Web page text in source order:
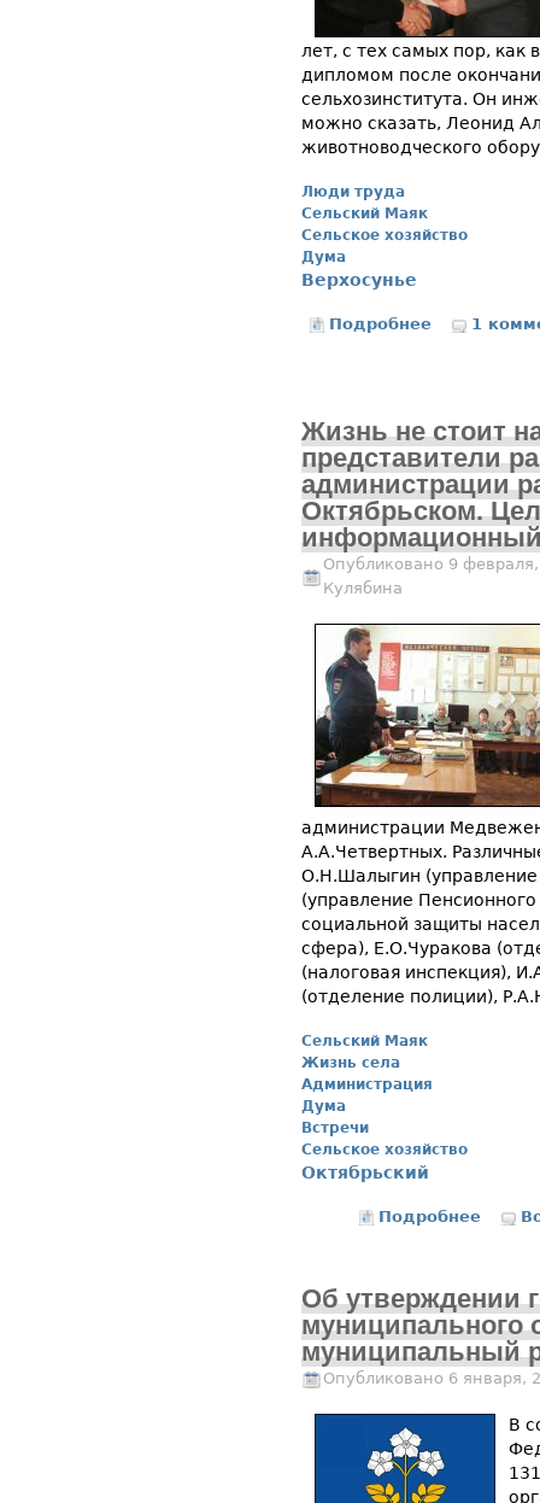
лет, с тех самых пор, как
дипломом после
сельхозинститута. Он
можно сказать, Леонид
животноводческого
Люди труда
Сельский Маяк
Сельское хозяйство
Дума
Верхосунье
Подробнее о Леонид
1
Жизнь не стоит
представители
администрации
Октябрьском.
Опубликовано 9
Кулябина
администрации
А.А.Четвертных.
О.Н.Шалыгин (управление
(управление
социальной защиты
сфера), Е.О.Чуракова
(налоговая инспекция),
(отделение полиции),
Сельский Маяк
Жизнь села
Администрация
Дума
Встречи
Сельское хозяйство
Октябрьский
Подробнее
о
Об утверждении
муниципального
муниципальный
Опубликовано 6 января,
В